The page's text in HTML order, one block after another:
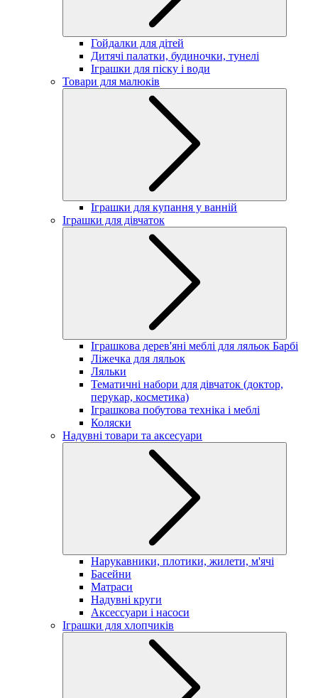
Гойдалки для дітей
Дитячі палатки, будиночки, тунелі
Іграшки для піску і води
Товари для малюків
Іграшки для купання у ванній
Іграшки для дівчаток
Іграшкова дерев'яні меблі для ляльок Барбі
Ліжечка для ляльок
Ляльки
Тематичні набори для дівчаток (доктор,
перукар, косметика)
Іграшкова побутова техніка і меблі
Коляски
Надувні товари та аксесуари
Нарукавники, плотики, жилети, м'ячі
Басейни
Матраси
Надувні круги
Аксессуари і насоси
Іграшки для хлопчиків